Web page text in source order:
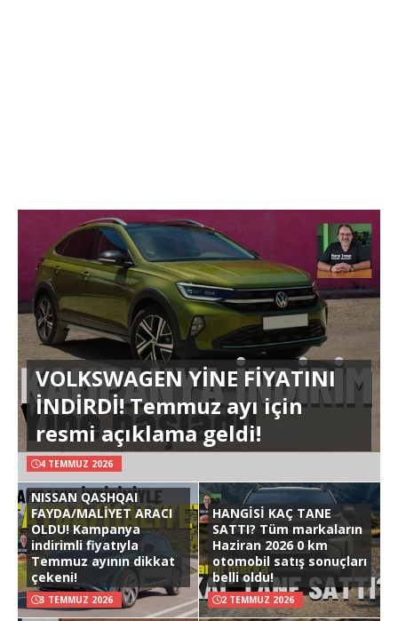
VOLKSWAGEN YİNE FİYATINI
İNDİRDİ! Temmuz ayı için
resmi açıklama geldi!
4 TEMMUZ 2026
NISSAN QASHQAI
FAYDA/MALİYET ARACI
OLDU! Kampanya
indirimli fiyatıyla
Temmuz ayının dikkat
çekeni!
3 TEMMUZ 2026
HANGİSİ KAÇ TANE
SATTI? Tüm markaların
Haziran 2026 0 km
otomobil satış sonuçları
belli oldu!
2 TEMMUZ 2026